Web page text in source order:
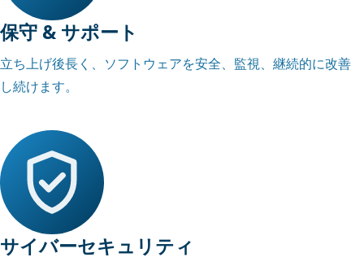
保守 & サポート
立ち上げ後長く、ソフトウェアを安全、監視、継続的に改善
し続けます。
サイバーセキュリティ